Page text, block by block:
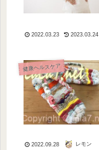
2022.03.23 2023.03.24
健康ヘルスケア
2022.09.28 レモン